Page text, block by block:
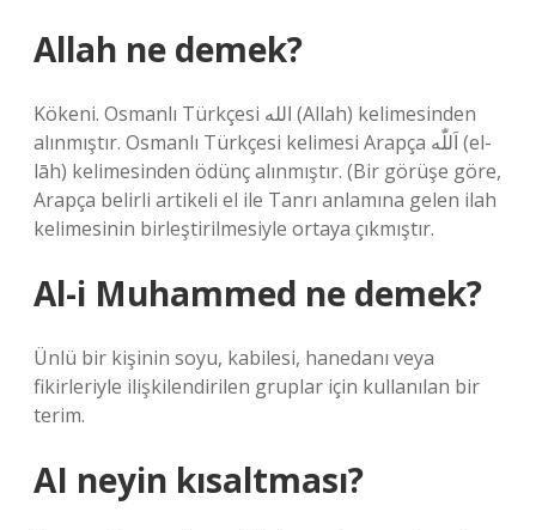
Allah ne demek?
Kökeni. Osmanlı Türkçesi الله‎ (Allah) kelimesinden
alınmıştır. Osmanlı Türkçesi kelimesi Arapça اَللّٰه‎ (el-
lāh) kelimesinden ödünç alınmıştır. (Bir görüşe göre,
Arapça belirli artikeli el ile Tanrı anlamına gelen ilah
kelimesinin birleştirilmesiyle ortaya çıkmıştır.
Al-i Muhammed ne demek?
Ünlü bir kişinin soyu, kabilesi, hanedanı veya
fikirleriyle ilişkilendirilen gruplar için kullanılan bir
terim.
AI neyin kısaltması?